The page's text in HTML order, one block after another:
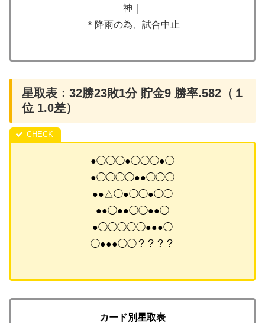
神｜
＊降雨の為、試合中止
星取表：32勝23敗1分 貯金9 勝率.582（１
位 1.0差）
●◯◯◯●◯◯◯●◯
●◯◯◯◯●●◯◯◯
●●△◯●◯◯●◯◯
●●◯●●◯◯●●◯
●◯◯◯◯◯●●●◯
◯●●●◯◯？？？？
カード別星取表